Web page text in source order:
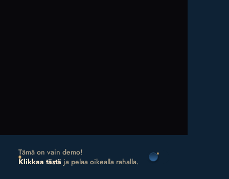
Tämä on vain demo!
Klikkaa tästä ja pelaa oikealla rahalla.